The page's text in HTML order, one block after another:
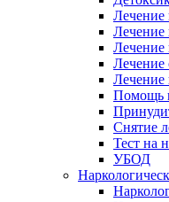
Лечение
Лечение
Лечение
Лечение
Лечение
Помощь
Снятие
Тест на
УБОД